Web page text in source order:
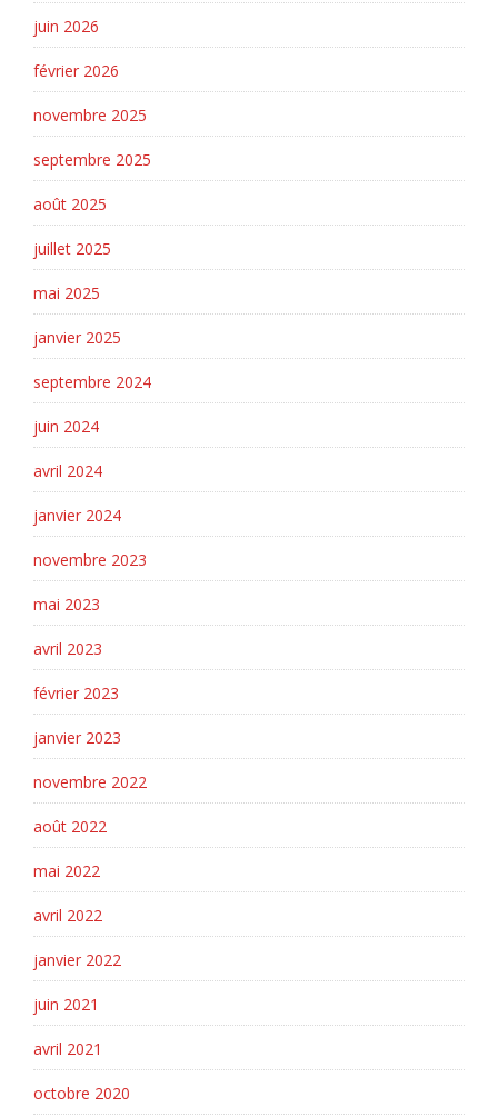
juin 2026
février 2026
novembre 2025
septembre 2025
août 2025
juillet 2025
mai 2025
janvier 2025
septembre 2024
juin 2024
avril 2024
janvier 2024
novembre 2023
mai 2023
avril 2023
février 2023
janvier 2023
novembre 2022
août 2022
mai 2022
avril 2022
janvier 2022
juin 2021
avril 2021
octobre 2020